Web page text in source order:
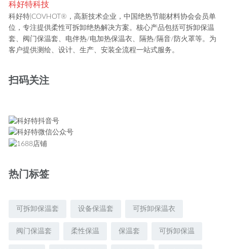
科好特科技
科好特|COVHOT®，高新技术企业，中国绝热节能材料协会会员单
位，专注提供柔性可拆卸绝热解决方案。核心产品包括可拆卸保温
套、阀门保温套、电伴热/电加热保温衣、隔热/隔音/防火罩等。为
客户提供测绘、设计、生产、安装全流程一站式服务。
扫码关注
热门标签
可拆卸保温套 设备保温套 可拆卸保温衣
阀门保温套 柔性保温 保温套 可拆卸保温